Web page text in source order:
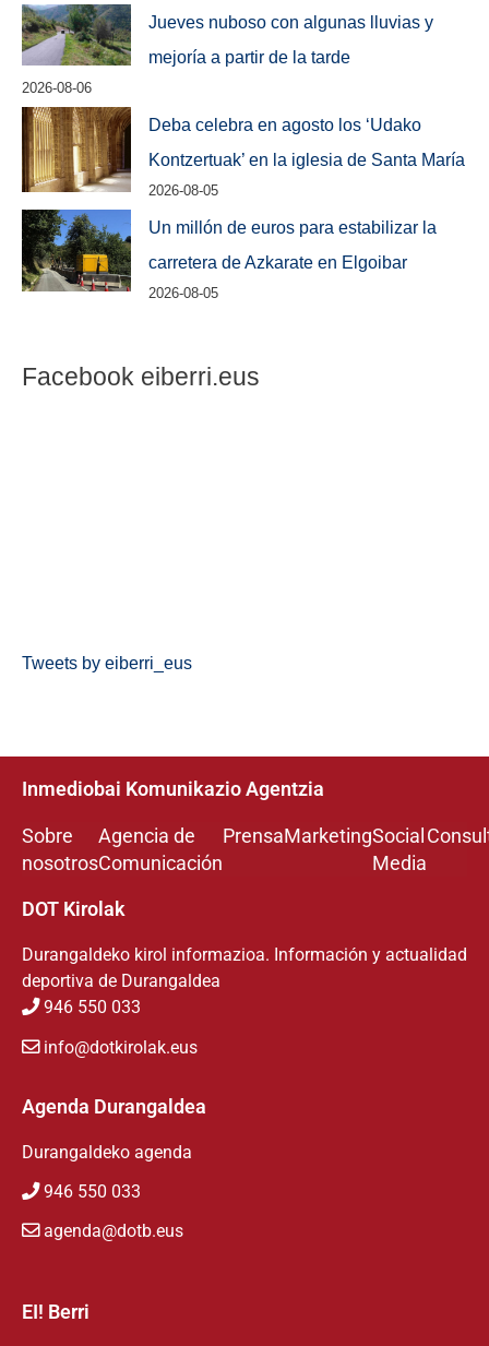
Jueves nuboso con algunas lluvias y
mejoría a partir de la tarde
2026-08-06
Deba celebra en agosto los ‘Udako
Kontzertuak’ en la iglesia de Santa María
2026-08-05
Un millón de euros para estabilizar la
carretera de Azkarate en Elgoibar
2026-08-05
Facebook eiberri.eus
Tweets by eiberri_eus
Inmediobai Komunikazio Agentzia
Sobre
nosotros
Agencia de
Comunicación
PrensaMarketingSocial
Media
DOT Kirolak
Durangaldeko kirol informazioa. Información y actualidad
deportiva de Durangaldea
946 550 033
info@dotkirolak.eus
Agenda Durangaldea
Durangaldeko agenda
946 550 033
agenda@dotb.eus
EI! Berri